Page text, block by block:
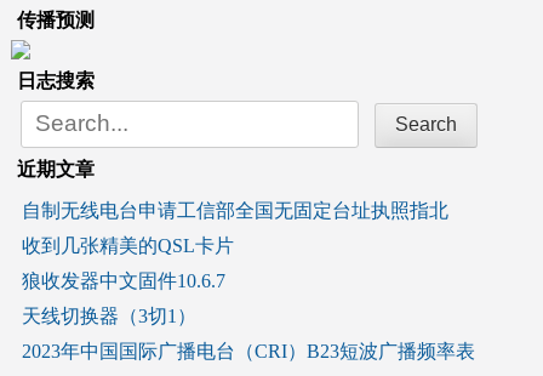
传播预测
日志搜索
Search
近期文章
自制无线电台申请工信部全国无固定台址执照指北
收到几张精美的QSL卡片
狼收发器中文固件10.6.7
天线切换器（3切1）
2023年中国国际广播电台（CRI）B23短波广播频率表